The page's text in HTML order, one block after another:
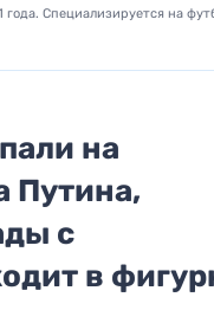
Специализируется на
на
Путина,
с
в